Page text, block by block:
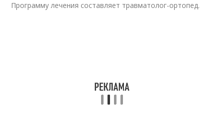
Программу лечения составляет травматолог-ортопед.